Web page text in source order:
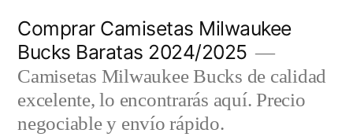
contenido
Comprar Camisetas Milwaukee
Bucks Baratas 2024/2025
Camisetas Milwaukee Bucks de calidad
excelente, lo encontrarás aquí. Precio
negociable y envío rápido.